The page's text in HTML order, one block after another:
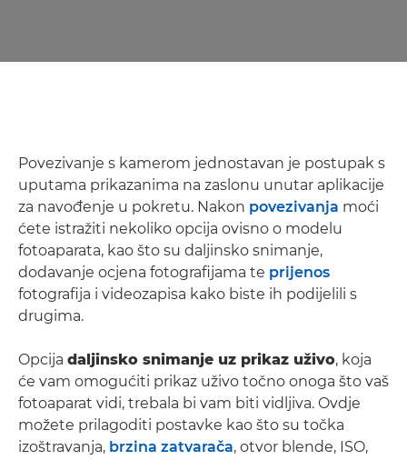
Povezivanje s kamerom jednostavan je postupak s
uputama prikazanima na zaslonu unutar aplikacije
za navođenje u pokretu. Nakon povezivanja moći
ćete istražiti nekoliko opcija ovisno o modelu
fotoaparata, kao što su daljinsko snimanje,
dodavanje ocjena fotografijama te prijenos
fotografija i videozapisa kako biste ih podijelili s
drugima.
Opcija daljinsko snimanje uz prikaz uživo, koja
će vam omogućiti prikaz uživo točno onoga što vaš
fotoaparat vidi, trebala bi vam biti vidljiva. Ovdje
možete prilagoditi postavke kao što su točka
izoštravanja, brzina zatvarača, otvor blende, ISO,